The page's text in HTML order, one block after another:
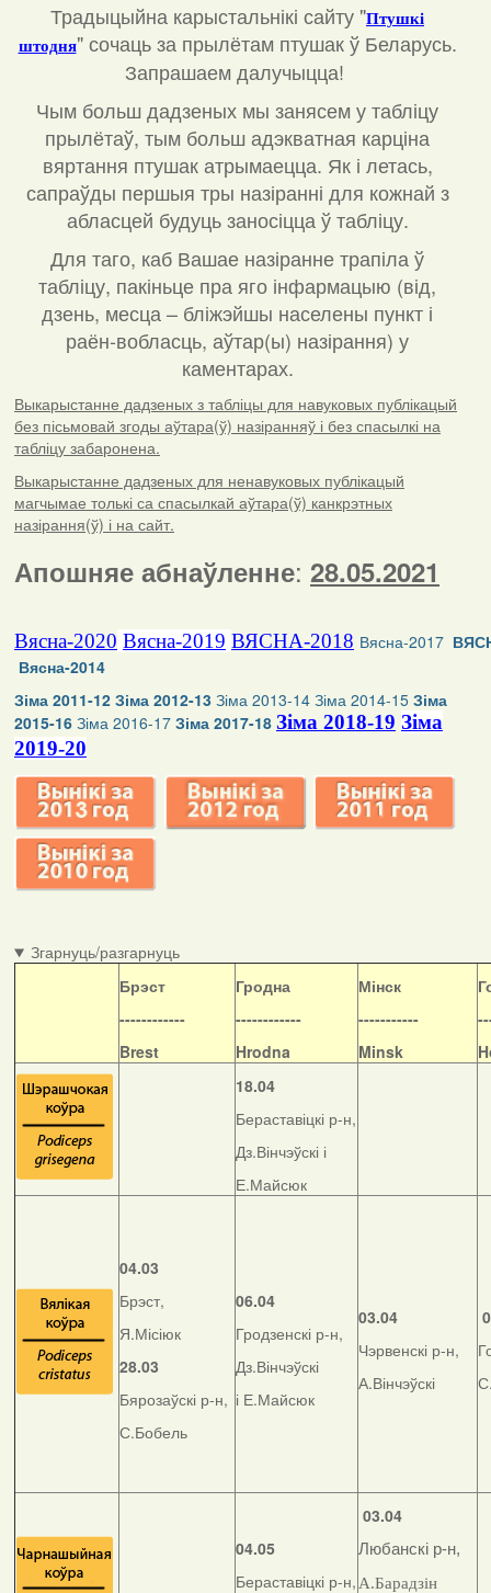
Традыцыйна карыстальнікі сайту "Птушкі
штодня" сочаць за прылётам птушак ў Беларусь.
Запрашаем далучыцца!
Чым больш дадзеных мы занясем у табліцу
прылётаў, тым больш адэкватная карціна
вяртання птушак атрымаецца. Як і летась,
сапраўды першыя тры назіранні для кожнай з
абласцей будуць заносіцца ў табліцу.
Для таго, каб Вашае назіранне трапіла ў
табліцу, пакіньце пра яго інфармацыю (від,
дзень, месца – бліжэйшы населены пункт і
раён-вобласць, аўтар(ы) назірання) у
каментарах.
Выкарыстанне дадзеных з табліцы для навуковых публікацый
без пісьмовай згоды аўтара(ў) назіранняў і без спасылкі на
табліцу забаронена.
Выкарыстанне дадзеных для ненавуковых публікацый
магчымае толькі са спасылкай аўтара(ў) канкрэтных
назірання(ў) і на сайт.
Апошняе абнаўленне: 28.05.2021
Вясна-2020 Вясна-2019 ВЯСНА-2018 Вясна-2017
Вясна-2014
Зіма 2011-12 Зіма 2012-13 Зіма 2013-14 Зіма 2014-15 Зіма
2015-16 Зіма 2016-17 Зіма 2017-18 Зіма 2018-19 Зіма
2019-20
Згарнуць/разгарнуць
Брэст
------------
Brest
Гродна
------------
Hrodna
Мінск
-----------
Minsk
18.04
Бераставіцкі р-н,
Дз.Вінчэўскі і
Е.Майсюк
04.03
Брэст,
Я.Місіюк
28.03
Бярозаўскі р-н,
С.Бобель
06.04
Гродзенскі р-н,
Дз.Вінчэўскі
і Е.Майсюк
03.04
Чэрвенскі р-н,
А.Вінчэўскі
04.05
Бераставіцкі р-н,
03.04
Любанскі р-н,
А.Барадзін